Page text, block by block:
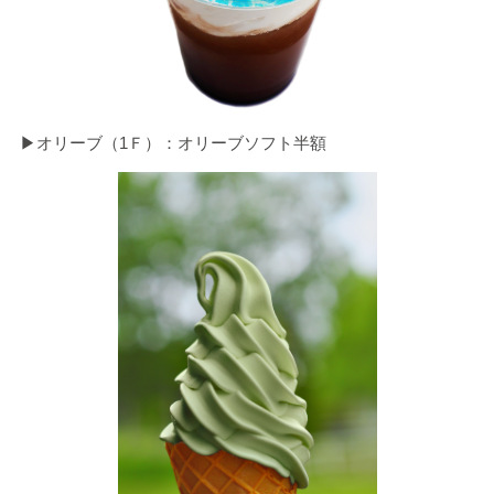
▶オリーブ（1Ｆ）：オリーブソフト半額